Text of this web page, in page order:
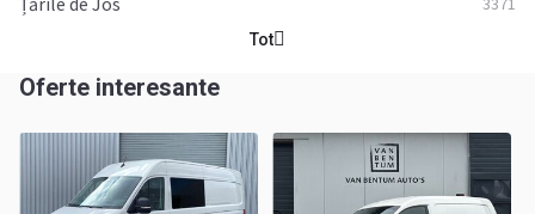
Tot
Oferte interesante